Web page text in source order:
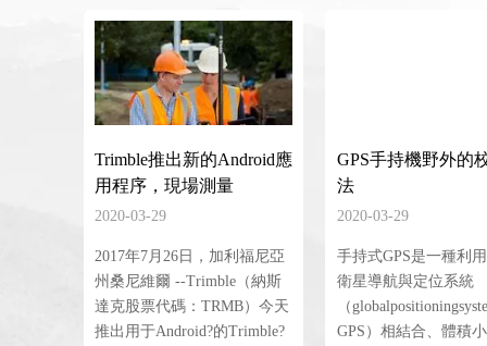
Trimble推出新的Android應
用程序，現場測量
2020-03-29
2017年7月26日，加利福尼亞
州桑尼維爾 --Trimble（納斯
達克股票代碼：TRMB）今天
推出用于Android?的Trimble?
GPS手持機野外的
法
2020-03-29
手持式GPS是一種利
衛星導航與定位系統
（
GPS）相結合、體積